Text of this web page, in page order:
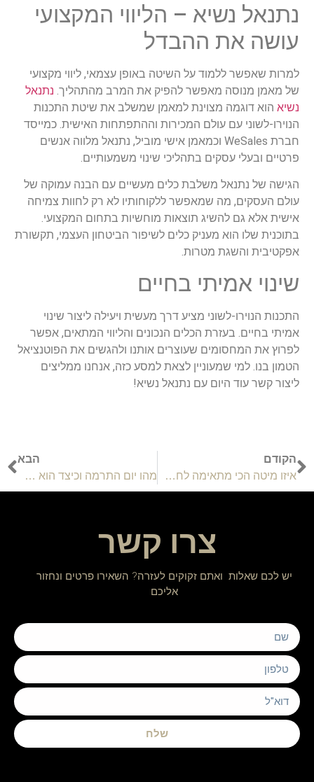
נתנאל נשיא – הליווי המקצועי
עושה את ההבדל
למרות שאפשר ללמוד על השיטה באופן עצמאי, ליווי מקצועי
של מאמן מנוסה מאפשר להפיק את המרב מהתהליך. נתנאל
נשיא הוא דוגמה מצוינת למאמן שמשלב את שיטת התכנות
הנוירו-לשוני עם עולם המכירות וההתפתחות האישית. כמייסד
חברת WeSales וכמאמן אישי מוביל, נתנאל מלווה אנשים
פרטיים ובעלי עסקים בתהליכי שינוי משמעותיים.
הגישה של נתנאל משלבת כלים מעשיים עם הבנה עמוקה של
עולם העסקים, מה שמאפשר ללקוחותיו לא רק לחוות צמיחה
אישית אלא גם להשיג תוצאות מוחשיות בתחום המקצועי.
בתוכנית שלו הוא מעניק כלים לשיפור הביטחון העצמי, תקשורת
אפקטיבית והשגת מטרות.
שינוי אמיתי בחיים
התכנות הנוירו-לשוני מציע דרך מעשית ויעילה ליצור שינוי
אמיתי בחיים. בעזרת הכלים הנכונים והליווי המתאים, אפשר
לפרוץ את המחסומים שעוצרים אותנו ולהגשים את הפוטנציאל
הטמון בנו. למי שמעוניין לצאת למסע כזה, אנחנו ממליצים
ליצור קשר עוד היום עם נתנאל נשיא!
הקודם
איזו מיטה הכי מתאימה לחתול שלכם? כל הטיפים במקום אחד
הבא
מהו יום התרמה וכיצד הוא משפיע על הקהילה?
צרו קשר
יש לכם שאלות ואתם זקוקים לעזרה? השאירו פרטים ונחזור
אליכם
שלח